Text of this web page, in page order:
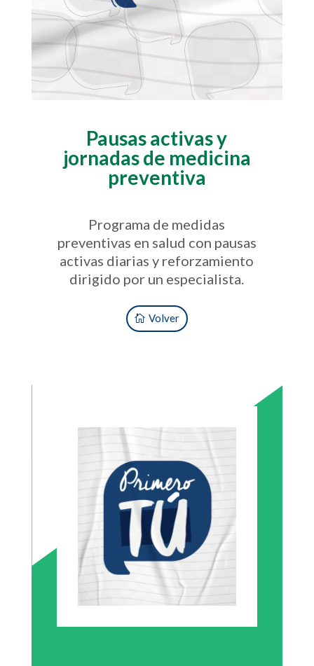
Pausas activas y
jornadas de medicina
preventiva
Programa de medidas
preventivas en salud con pausas
activas diarias y reforzamiento
dirigido por un especialista.
Volver